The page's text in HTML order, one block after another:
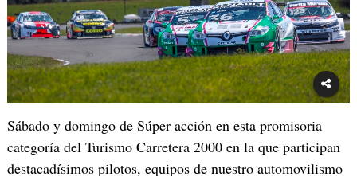
Sábado y domingo de Súper acción en esta promisoria
categoría del Turismo Carretera 2000 en la que participan
destacadísimos pilotos, equipos de nuestro automovilismo